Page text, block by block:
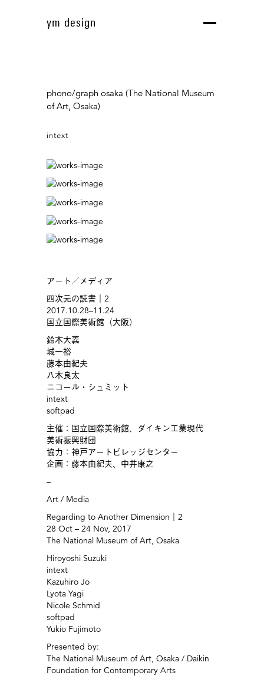
ym design
Toggle
phono/graph osaka (The National Museum
of Art, Osaka)
intext
アート／メディア
四次元の読書｜2
2017.10.28–11.24
国立国際美術館（大阪）
鈴木大義
城一裕
藤本由紀夫
八木良太
ニコール・シュミット
intext
softpad
主催：国立国際美術館、ダイキン工業現代
美術振興財団
協力：神戸アートビレッジセンター
企画：藤本由紀夫、中井康之
–
Art / Media
Regarding to Another Dimension｜2
28 Oct – 24 Nov, 2017
The National Museum of Art, Osaka
Hiroyoshi Suzuki
intext
Kazuhiro Jo
Lyota Yagi
Nicole Schmid
softpad
Yukio Fujimoto
Presented by:
The National Museum of Art, Osaka / Daikin
Foundation for Contemporary Arts